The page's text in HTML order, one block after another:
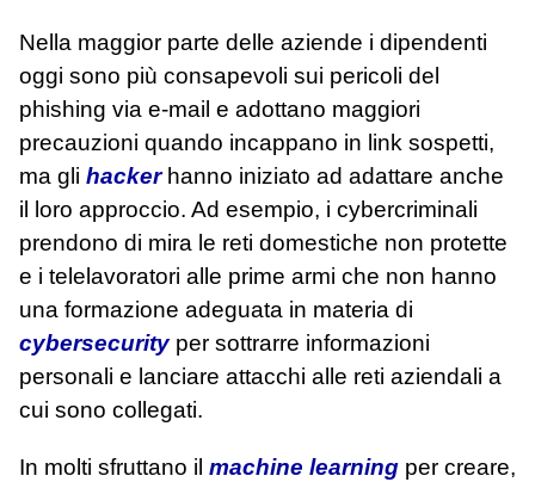
Nella maggior parte delle aziende i dipendenti
oggi sono più consapevoli sui pericoli del
phishing via e-mail e adottano maggiori
precauzioni quando incappano in link sospetti,
ma gli hackerhanno iniziato ad adattare anche
il loro approccio. Ad esempio, i cybercriminali
prendono di mira le reti domestiche non protette
e i telelavoratori alle prime armi che non hanno
una formazione adeguata in materia di
cybersecurityper sottrarre informazioni
personali e lanciare attacchi alle reti aziendali a
cui sono collegati.
In molti sfruttano il machine learning per creare,